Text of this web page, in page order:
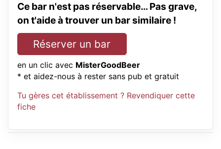
Ce bar n'est pas réservable… Pas grave,
on t'aide à trouver un bar similaire !
Réserver un bar
en un clic avec MisterGoodBeer
* et aidez-nous à rester sans pub et gratuit
Tu gères cet établissement ? Revendiquer cette
fiche